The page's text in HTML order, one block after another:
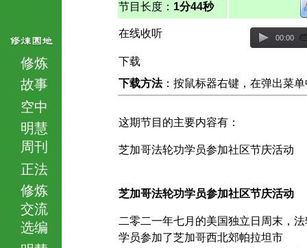
修炼
故事
空中
明慧
周刊
正法
修炼
交流
选编
节目长度： 1分44秒
在线收听 00:00
下载
下载方法：按鼠标器右键，在弹出菜
这期节目的主要内容有：
芝加哥法轮功学员参加社区节庆活动
芝加哥法轮功学员参加社区节庆活动
二零二一年七月的美国独立日周末，
学员参加了芝加哥西北郊帕拉坦市